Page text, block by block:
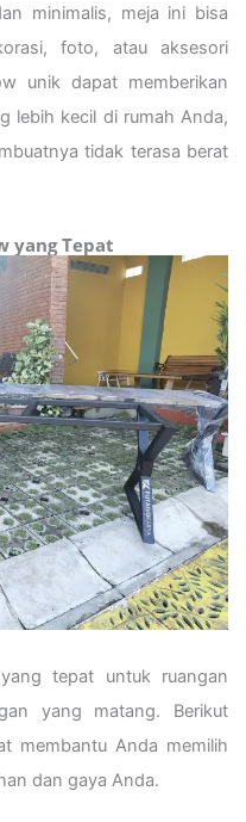
minimalis, meja ini bisa
foto, atau aksesori
unik dapat memberikan
lebih kecil di rumah Anda,
tidak terasa berat
yang Tepat
tepat untuk ruangan
yang matang. Berikut
membantu Anda memilih
dan gaya Anda.